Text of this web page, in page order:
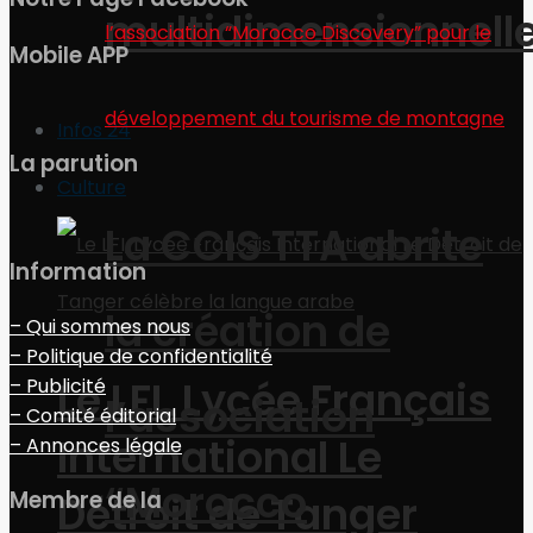
Infos 24
Culture
Le LFI, Lycée Français
International Le
Détroit de Tanger
La CCIS TTA abrite
la création de
l’association
“Morocco
Mobile APP
La parution
Information
– Qui sommes nous
– Politique de confidentialité
– Publicité
– Comité éditorial
– Annonces légale
Membre de la